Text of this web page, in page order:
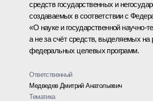
средств государственных и
создаваемых в соответствии с
«О науке и государственной научно-
а не за счёт средств, выделяемых на
федеральных целевых программ.
Ответственный
Медведев Дмитрий Анатольевич
Тематика